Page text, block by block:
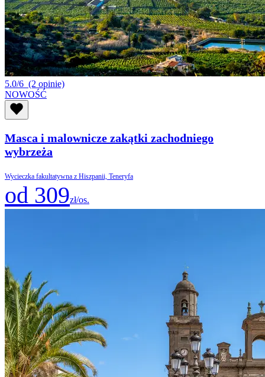
5.0/6 (2 opinie)
NOWOŚĆ
Masca i malownicze zakątki zachodniego
wybrzeża
Wycieczka fakultatywna z Hiszpanii, Teneryfa
od 309zł/os.